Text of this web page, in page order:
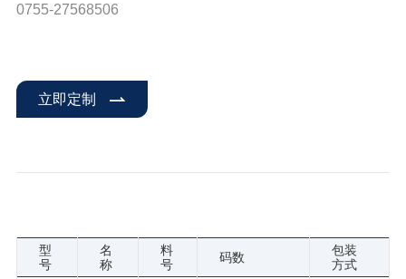
0755-27568506
立即定制
型
号
名
称
料
号
码数
包装
方式